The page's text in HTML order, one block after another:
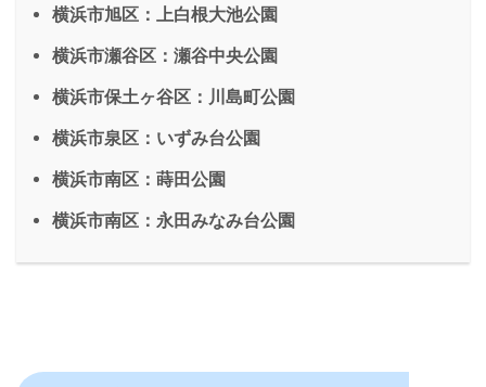
横浜市旭区：上白根大池公園
横浜市瀬谷区：瀬谷中央公園
横浜市保土ヶ谷区：川島町公園
横浜市泉区：いずみ台公園
横浜市南区：蒔田公園
横浜市南区：永田みなみ台公園